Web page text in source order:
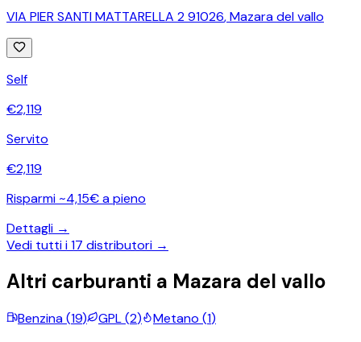
VIA PIER SANTI MATTARELLA 2 91026,Mazara del vallo
Self
€2,119
Servito
€2,119
Risparmi ~4,15€ a pieno
Dettagli →
Vedi tutti i17 distributori →
Altri carburanti a Mazara del vallo
Benzina(19) GPL(2) Metano (1)